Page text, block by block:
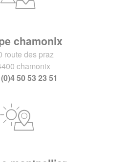
chamonix
route des praz
chamonix
50 53 23 51